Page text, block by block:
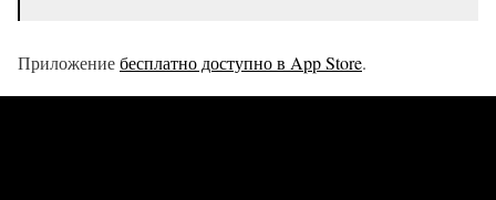
Приложениебесплатно доступно в App Store.